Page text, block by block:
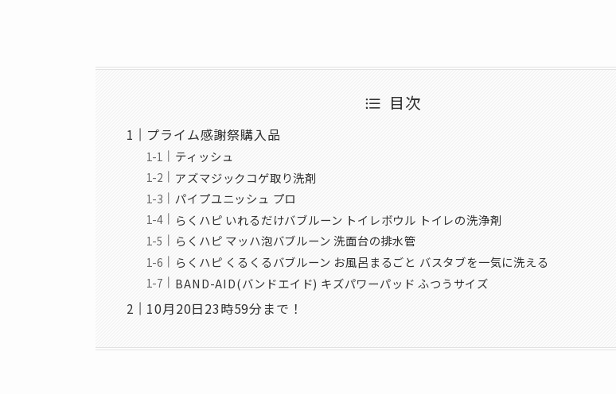
目次
プライム感謝祭購入品
ティッシュ
アズマジックコゲ取り洗剤
パイプユニッシュ プロ
らくハピ いれるだけバブルーン トイレボウル トイレの洗浄剤
らくハピ マッハ泡バブルーン 洗面台の排水管
らくハピ くるくるバブルーン お風呂まるごと バスタブを一気に洗える
BAND-AID(バンドエイド) キズパワーパッド ふつうサイズ
10月20日23時59分まで！